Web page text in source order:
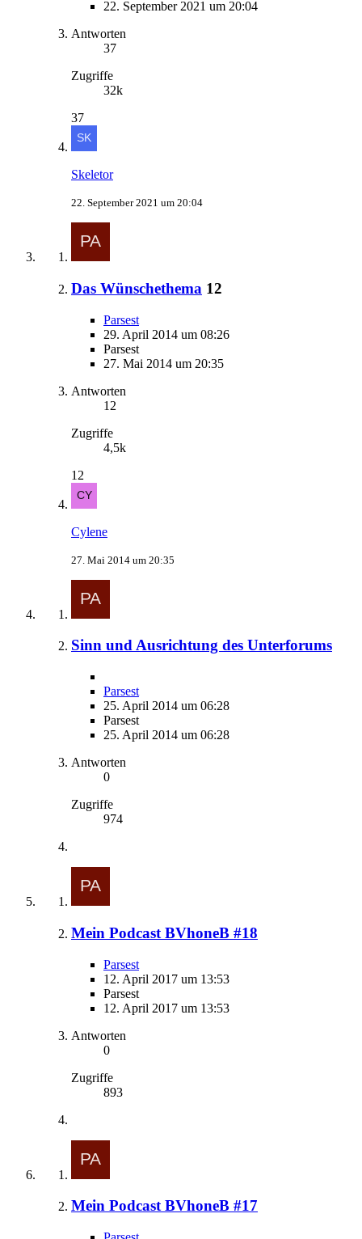
22. September 2021 um 20:04
Antworten
37
Zugriffe
32k
37
Skeletor
22. September 2021 um 20:04
Das Wünschethema 12
Parsest
29. April 2014 um 08:26
Parsest
27. Mai 2014 um 20:35
Antworten
12
Zugriffe
4,5k
12
Cylene
27. Mai 2014 um 20:35
Sinn und Ausrichtung des Unterforums
Parsest
25. April 2014 um 06:28
Parsest
25. April 2014 um 06:28
Antworten
0
Zugriffe
974
Mein Podcast BVhoneB #18
Parsest
12. April 2017 um 13:53
Parsest
12. April 2017 um 13:53
Antworten
0
Zugriffe
893
Mein Podcast BVhoneB #17